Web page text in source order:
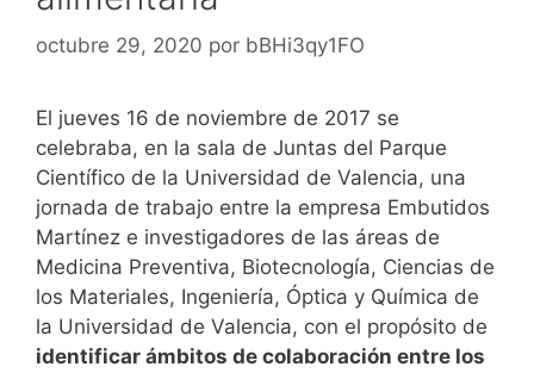
octubre 29, 2020 por bBHi3qy1FO
El jueves 16 de noviembre de 2017 se
celebraba, en la sala de Juntas del Parque
Científico de la Universidad de Valencia, una
jornada de trabajo entre la empresa Embutidos
Martínez e investigadores de las áreas de
Medicina Preventiva, Biotecnología, Ciencias de
los Materiales, Ingeniería, Óptica y Química de
la Universidad de Valencia, con el propósito de
identificar ámbitos de colaboración entre los